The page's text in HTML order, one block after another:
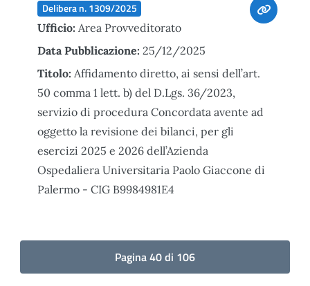
Delibera n. 1309/2025
Ufficio: Area Provveditorato
Data Pubblicazione: 25/12/2025
Titolo: Affidamento diretto, ai sensi dell’art.
50 comma 1 lett. b) del D.Lgs. 36/2023,
servizio di procedura Concordata avente ad
oggetto la revisione dei bilanci, per gli
esercizi 2025 e 2026 dell’Azienda
Ospedaliera Universitaria Paolo Giaccone di
Palermo - CIG B9984981E4
Pagina 40 di 106